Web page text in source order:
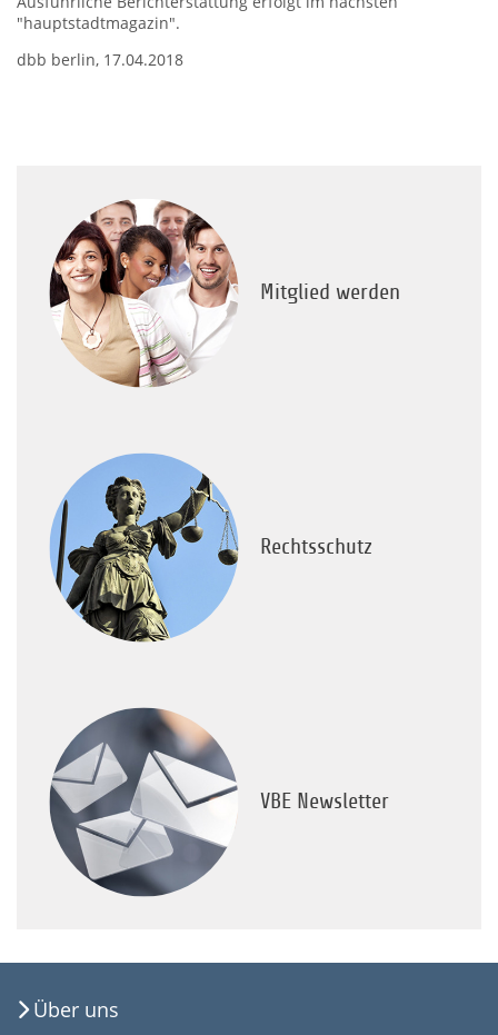
"hauptstadtmagazin".
dbb berlin, 17.04.2018
Mitglied werden
Rechtsschutz
VBE Newsletter
Über uns